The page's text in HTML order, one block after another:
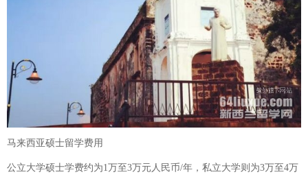
马来西亚硕士留学费用
公立大学硕士学费约为1万至3万元人民币/年，私立大学则为3万至4万